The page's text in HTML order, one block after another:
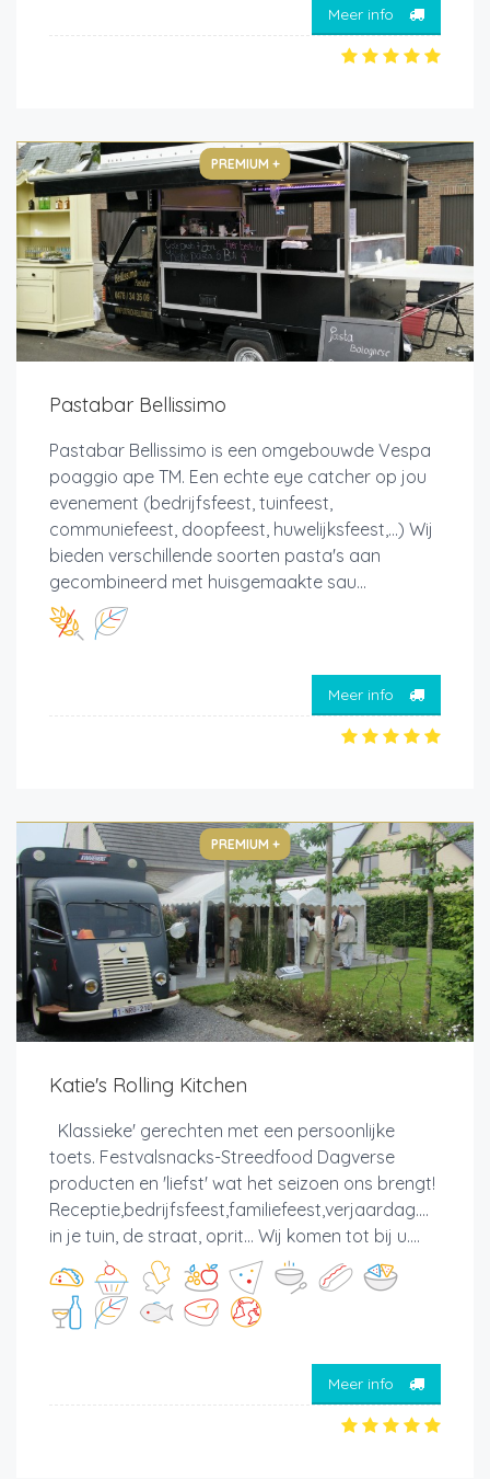
Meer info
PREMIUM +
Pastabar Bellissimo
Pastabar Bellissimo is een omgebouwde Vespa
poaggio ape TM. Een echte eye catcher op jou
evenement (bedrijfsfeest, tuinfeest,
communiefeest, doopfeest, huwelijksfeest,...) Wij
bieden verschillende soorten pasta's aan
gecombineerd met huisgemaakte sau...
Meer info
PREMIUM +
Katie's Rolling Kitchen
Klassieke' gerechten met een persoonlijke
toets. Festvalsnacks-Streedfood Dagverse
producten en 'liefst' wat het seizoen ons brengt!
Receptie,bedrijfsfeest,familiefeest,verjaardag....
in je tuin, de straat, oprit... Wij komen tot bij u....
Meer info